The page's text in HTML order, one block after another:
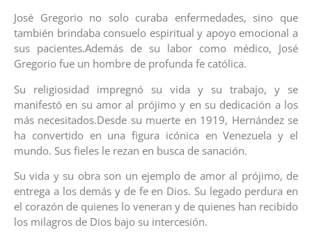
José Gregorio no solo curaba enfermedades, sino que
también brindaba consuelo espiritual y apoyo emocional a
sus pacientes.Además de su labor como médico, José
Gregorio fue un hombre de profunda fe católica.
Su religiosidad impregnó su vida y su trabajo, y se
manifestó en su amor al prójimo y en su dedicación a los
más necesitados.Desde su muerte en 1919, Hernández se
ha convertido en una figura icónica en Venezuela y el
mundo. Sus fieles le rezan en busca de sanación.
Su vida y su obra son un ejemplo de amor al prójimo, de
entrega a los demás y de fe en Dios. Su legado perdura en
el corazón de quienes lo veneran y de quienes han recibido
los milagros de Dios bajo su intercesión.